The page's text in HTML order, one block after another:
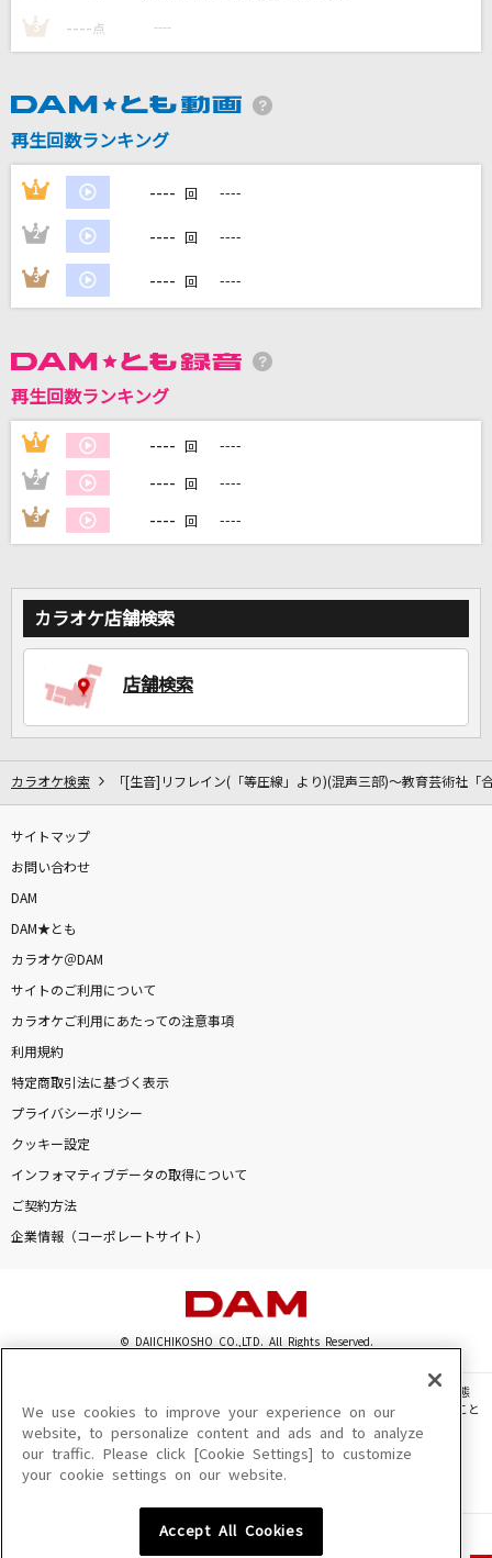
シルエット
[生音]嘘
ESCAPE
MOON CHILD(Moon Child)
ロミオとシンデレラ
doriko feat.初音ミク
シンデレラ
DAMの新曲・ランキングなど
DAMに会員登録・ログインして
自宅でカラオケ歌い放題！
3 ---- 点 ----
再生回数ランキング
1 ---- 回 ----
2 ---- 回 ----
3 ---- 回 ----
再生回数ランキング
1 ---- 回 ----
2 ---- 回 ----
3 ---- 回 ----
カラオケ店舗検索
店舗検索
カラオケ検索 「[生音]リフレイン(「等圧線」より)(混声三部)～教育芸術社「
サイトマップ
お問い合わせ
DAM
DAM★とも
カラオケ＠DAM
サイトのご利用について
カラオケご利用にあたっての注意事項
利用規約
特定商取引法に基づく表示
プライバシーポリシー
クッキー設定
インフォマティブデータの取得について
ご契約方法
企業情報（コーポレートサイト）
© DAIICHIKOSHO CO.,LTD. All Rights Reserved.
このサイトに掲載されている一切の文章・画像・写真・動画・音声等を、手段や形態
を問わず、著作権法の定める範囲を超えて無断で複製、転載、ファイル化などすること
を禁じます。
楽曲及びコンテンツは、機種によりご利用いただけない場合があります。
楽曲及びコンテンツの配信日、配信内容が変更になる場合があります。
We use cookies to improve your experience on our
website, to personalize content and ads and to analyze
our traffic. Please click [Cookie Settings] to customize
your cookie settings on our website.
Accept All Cookies